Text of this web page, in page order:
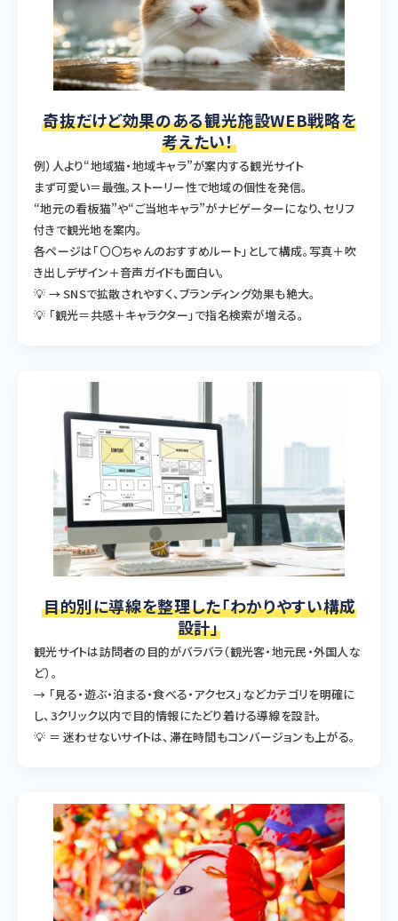
奇抜だけど効果のある観光施設WEB戦略を
考えたい！
例）人より“地域猫・地域キャラ”が案内する観光サイト
まず可愛い＝最強。ストーリー性で地域の個性を発信。
“地元の看板猫”や“ご当地キャラ”がナビゲーターになり、セリフ
付きで観光地を案内。
各ページは「〇〇ちゃんのおすすめルート」として構成。写真＋吹
き出しデザイン＋音声ガイドも面白い。
💡 → SNSで拡散されやすく、ブランディング効果も絶大。
💡 「観光＝共感＋キャラクター」で指名検索が増える。
目的別に導線を整理した「わかりやすい構成
設計」
観光サイトは訪問者の目的がバラバラ（観光客・地元民・外国人な
ど）。
→ 「見る・遊ぶ・泊まる・食べる・アクセス」などカテゴリを明確に
し、3クリック以内で目的情報にたどり着ける導線を設計。
💡 ＝ 迷わせないサイトは、滞在時間もコンバージョンも上がる。